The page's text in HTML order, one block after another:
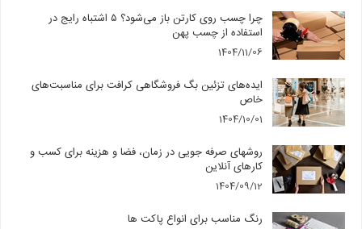
چرا چسب روی کارتن باز می‌شود؟ ۵ اشتباه رایج در
استفاده از چسب پهن
1404/11/06
ایده‌های تزئین بگ فروشگاهی کرافت برای مناسبت‌های
خاص
1404/10/01
روشهای صرفه جویی در زمان، فضا و هزینه برای کسب و
کارهای آنلاین
1404/09/12
رنگ مناسب برای انواع پاکت ها